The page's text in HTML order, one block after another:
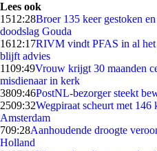
Lees ook
1512:28Broer 135 keer gestoken
doodslag Gouda
1612:17RIVM vindt PFAS in al het
blijft advies
1109:49Vrouw krijgt 30 maanden
misdienaar in kerk
3809:46PostNL-bezorger steekt
2509:32Wegpiraat scheurt met 146
Amsterdam
709:28Aanhoudende droogte
Holland